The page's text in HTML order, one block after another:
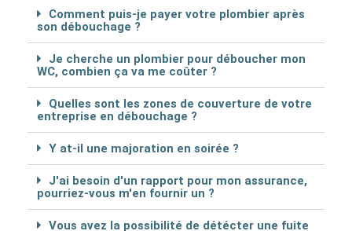
Comment puis-je payer votre plombier après
son débouchage ?
Je cherche un plombier pour déboucher mon
WC, combien ça va me coûter ?
Quelles sont les zones de couverture de votre
entreprise en débouchage ?
Y at-il une majoration en soirée ?
J'ai besoin d'un rapport pour mon assurance,
pourriez-vous m'en fournir un ?
Vous avez la possibilité de détécter une fuite